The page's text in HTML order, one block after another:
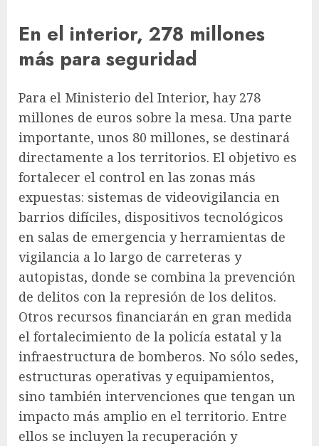
En el interior, 278 millones
más para seguridad
Para el Ministerio del Interior, hay 278
millones de euros sobre la mesa. Una parte
importante, unos 80 millones, se destinará
directamente a los territorios. El objetivo es
fortalecer el control en las zonas más
expuestas: sistemas de videovigilancia en
barrios difíciles, dispositivos tecnológicos
en salas de emergencia y herramientas de
vigilancia a lo largo de carreteras y
autopistas, donde se combina la prevención
de delitos con la represión de los delitos.
Otros recursos financiarán en gran medida
el fortalecimiento de la policía estatal y la
infraestructura de bomberos. No sólo sedes,
estructuras operativas y equipamientos,
sino también intervenciones que tengan un
impacto más amplio en el territorio. Entre
ellos se incluyen la recuperación y